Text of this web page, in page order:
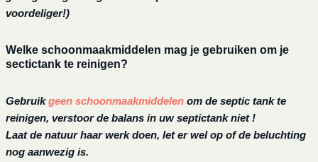
voordeliger!)
Welke schoonmaakmiddelen mag je gebruiken om je
sectictank te reinigen?
Gebruikgeen schoonmaakmiddelen om de septic tank te
reinigen, verstoor de balans in uw septictank niet !
Laat de natuur haar werk doen, let er wel op of de beluchting
nog aanwezig is.